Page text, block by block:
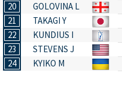
20
GOLOVINA L
21
TAKAGI Y
22
KUNDIUS I
23
STEVENS J
24
KYIKO M